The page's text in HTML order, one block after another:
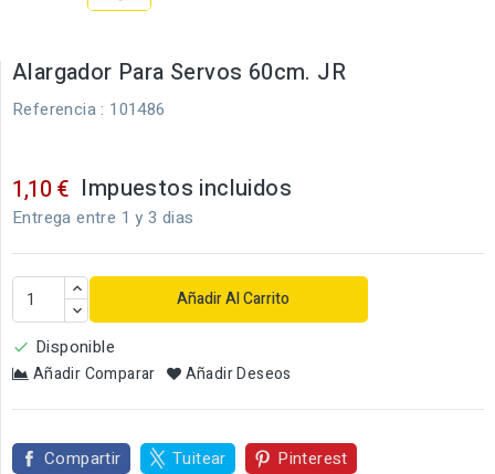
Alargador Para Servos 60cm. JR
Referencia : 101486
1,10 € Impuestos incluidos
Entrega entre 1 y 3 dias
Añadir Al Carrito
 Disponible
Añadir Comparar Añadir Deseos
Compartir Tuitear Pinterest